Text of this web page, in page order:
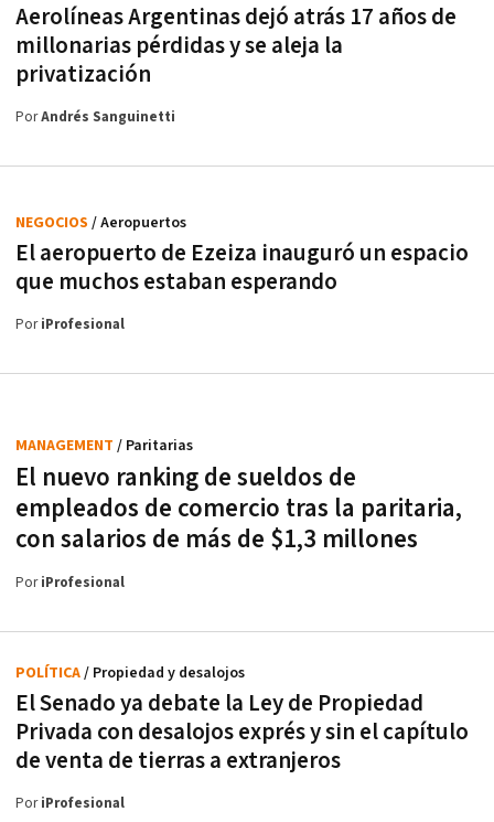
Aerolíneas Argentinas dejó atrás 17 años de
millonarias pérdidas y se aleja la
privatización
PorAndrés Sanguinetti
El aeropuerto de Ezeiza inauguró un espacio
que muchos estaban esperando
NEGOCIOS / Aeropuertos
PoriProfesional
El nuevo ranking de sueldos de
empleados de comercio tras la paritaria,
con salarios de más de $1,3 millones
MANAGEMENT / Paritarias
PoriProfesional
El Senado ya debate la Ley de Propiedad
Privada con desalojos exprés y sin el capítulo
de venta de tierras a extranjeros
POLÍTICA/ Propiedad y desalojos
PoriProfesional